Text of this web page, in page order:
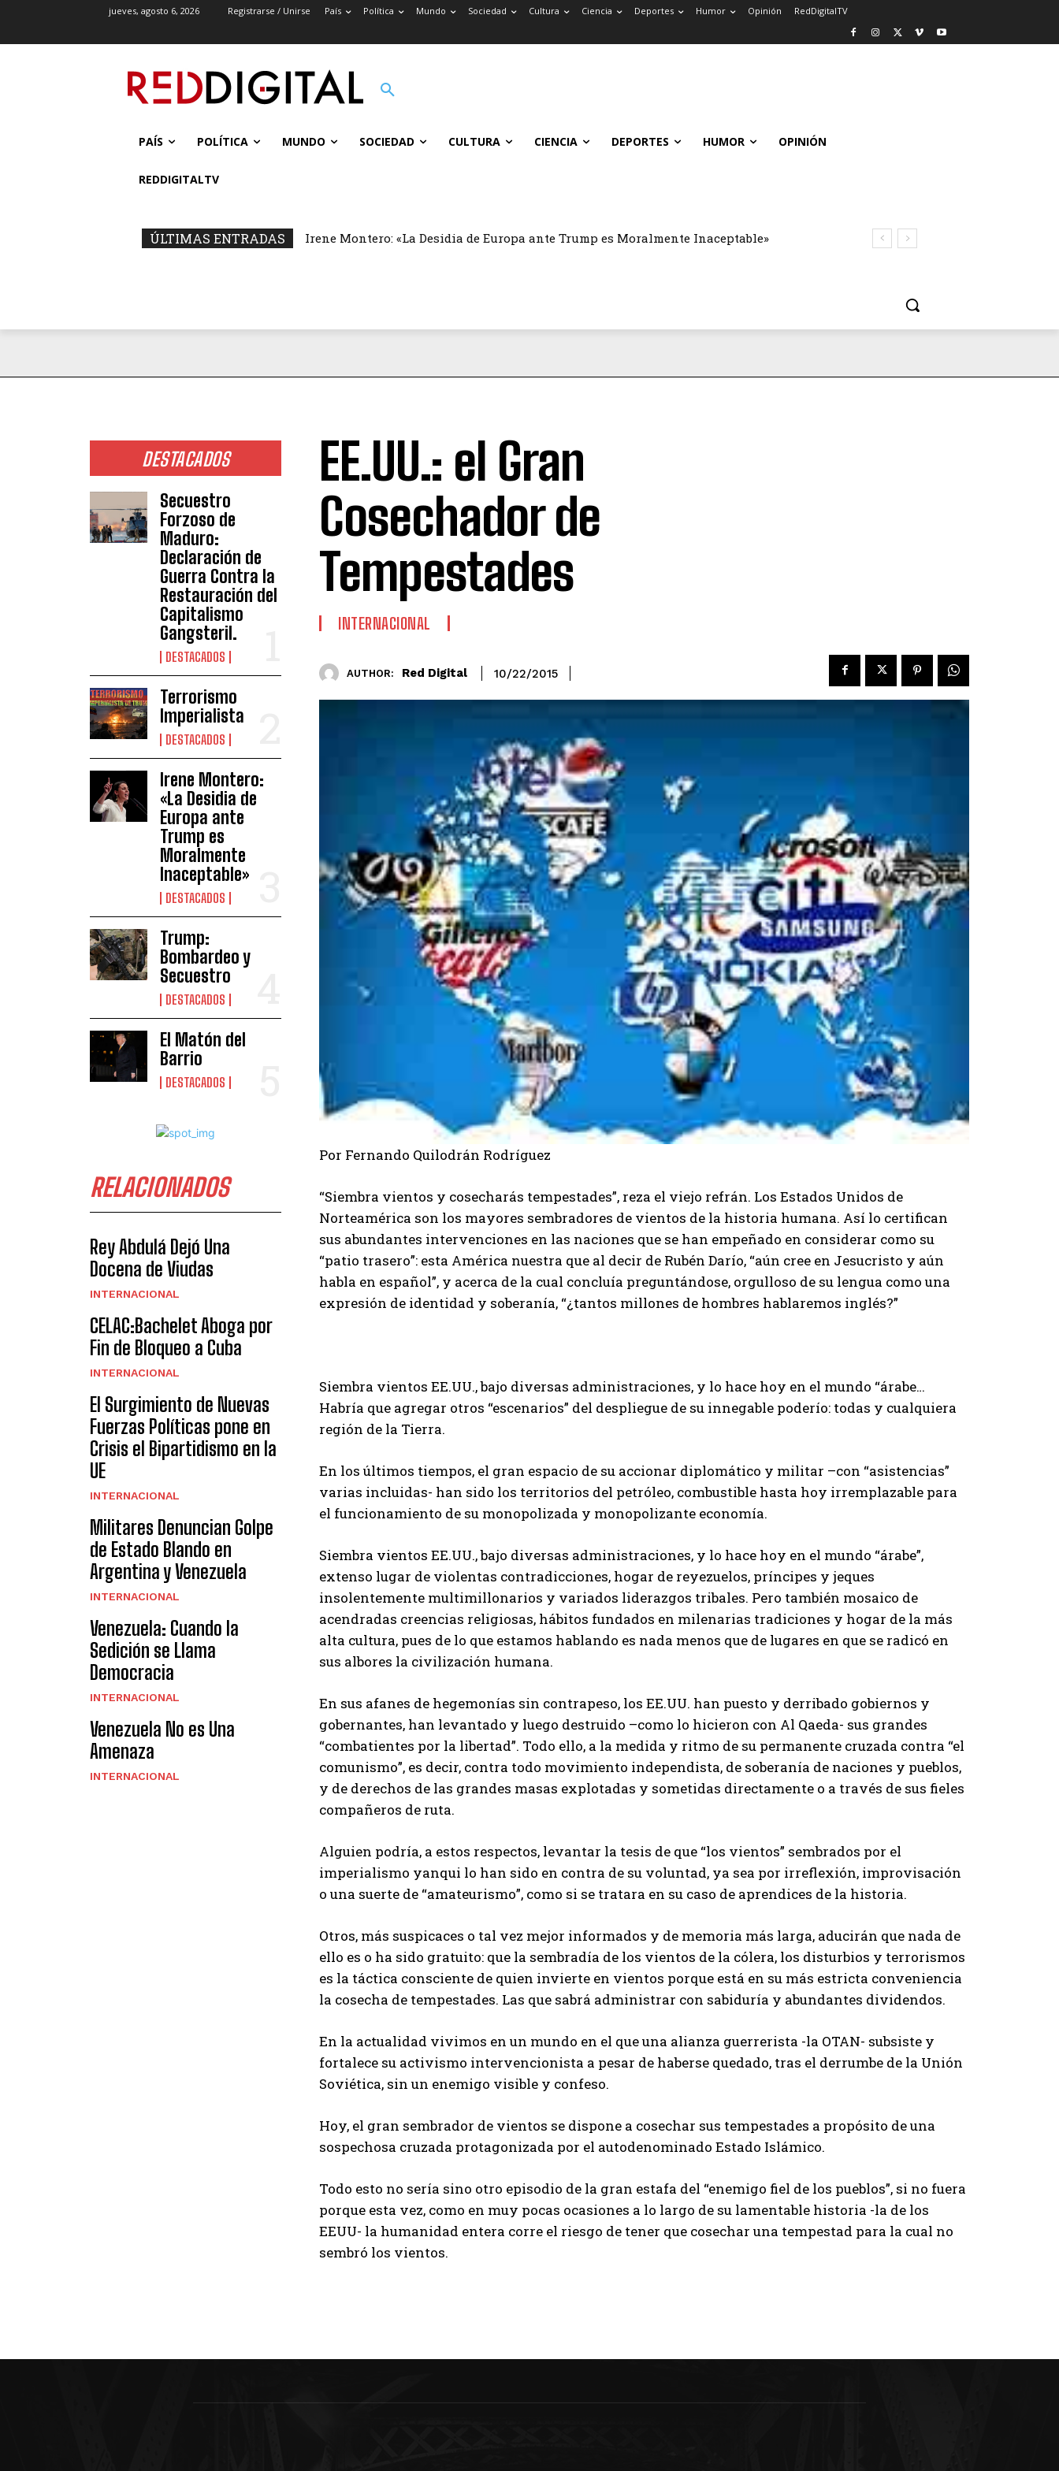
jueves, agosto 6, 2026 Registrarse / Unirse País Política Mundo Sociedad Cultura Ciencia Deportes Humor Opinión RedDigitalTV
PAÍS POLÍTICA MUNDO SOCIEDAD CULTURA CIENCIA DEPORTES HUMOR OPINIÓN
REDDIGITALTV
ÚLTIMAS ENTRADAS Irene Montero: «La Desidia de Europa ante Trump es Moralmente Inaceptable»
DESTACADOS
Secuestro
Forzoso de
Maduro:
Declaración de
Guerra Contra la
Restauración del
Capitalismo
Gangsteril.
DESTACADOS
Terrorismo
Imperialista
DESTACADOS
Irene Montero:
«La Desidia de
Europa ante
Trump es
Moralmente
Inaceptable»
DESTACADOS
Trump:
Bombardeo y
Secuestro
DESTACADOS
El Matón del
Barrio
DESTACADOS
RELACIONADOS
Rey Abdulá Dejó Una
Docena de Viudas
INTERNACIONAL
CELAC:Bachelet Aboga por
Fin de Bloqueo a Cuba
INTERNACIONAL
El Surgimiento de Nuevas
Fuerzas Políticas pone en
Crisis el Bipartidismo en la
UE
INTERNACIONAL
Militares Denuncian Golpe
de Estado Blando en
Argentina y Venezuela
INTERNACIONAL
Venezuela: Cuando la
Sedición se Llama
Democracia
INTERNACIONAL
Venezuela No es Una
Amenaza
INTERNACIONAL
EE.UU.: el Gran
Cosechador de
Tempestades
INTERNACIONAL
AUTHOR: Red Digital 10/22/2015
Por Fernando Quilodrán Rodríguez
“Siembra vientos y cosecharás tempestades”, reza el viejo refrán. Los Estados Unidos de
Norteamérica son los mayores sembradores de vientos de la historia humana. Así lo certifican
sus abundantes intervenciones en las naciones que se han empeñado en considerar como su
“patio trasero”: esta América nuestra que al decir de Rubén Darío, “aún cree en Jesucristo y aún
habla en español”, y acerca de la cual concluía preguntándose, orgulloso de su lengua como una
expresión de identidad y soberanía, “¿tantos millones de hombres hablaremos inglés?”
Siembra vientos EE.UU., bajo diversas administraciones, y lo hace hoy en el mundo “árabe…
Habría que agregar otros “escenarios” del despliegue de su innegable poderío: todas y cualquiera
región de la Tierra.
En los últimos tiempos, el gran espacio de su accionar diplomático y militar –con “asistencias”
varias incluidas- han sido los territorios del petróleo, combustible hasta hoy irremplazable para
el funcionamiento de su monopolizada y monopolizante economía.
Siembra vientos EE.UU., bajo diversas administraciones, y lo hace hoy en el mundo “árabe”,
extenso lugar de violentas contradicciones, hogar de reyezuelos, príncipes y jeques
insolentemente multimillonarios y variados liderazgos tribales. Pero también mosaico de
acendradas creencias religiosas, hábitos fundados en milenarias tradiciones y hogar de la más
alta cultura, pues de lo que estamos hablando es nada menos que de lugares en que se radicó en
sus albores la civilización humana.
En sus afanes de hegemonías sin contrapeso, los EE.UU. han puesto y derribado gobiernos y
gobernantes, han levantado y luego destruido –como lo hicieron con Al Qaeda- sus grandes
“combatientes por la libertad”. Todo ello, a la medida y ritmo de su permanente cruzada contra “el
comunismo”, es decir, contra todo movimiento independista, de soberanía de naciones y pueblos,
y de derechos de las grandes masas explotadas y sometidas directamente o a través de sus fieles
compañeros de ruta.
Alguien podría, a estos respectos, levantar la tesis de que “los vientos” sembrados por el
imperialismo yanqui lo han sido en contra de su voluntad, ya sea por irreflexión, improvisación
o una suerte de “amateurismo”, como si se tratara en su caso de aprendices de la historia.
Otros, más suspicaces o tal vez mejor informados y de memoria más larga, aducirán que nada de
ello es o ha sido gratuito: que la sembradía de los vientos de la cólera, los disturbios y terrorismos
es la táctica consciente de quien invierte en vientos porque está en su más estricta conveniencia
la cosecha de tempestades. Las que sabrá administrar con sabiduría y abundantes dividendos.
En la actualidad vivimos en un mundo en el que una alianza guerrerista -la OTAN- subsiste y
fortalece su activismo intervencionista a pesar de haberse quedado, tras el derrumbe de la Unión
Soviética, sin un enemigo visible y confeso.
Hoy, el gran sembrador de vientos se dispone a cosechar sus tempestades a propósito de una
sospechosa cruzada protagonizada por el autodenominado Estado Islámico.
Todo esto no sería sino otro episodio de la gran estafa del “enemigo fiel de los pueblos”, si no fuera
porque esta vez, como en muy pocas ocasiones a lo largo de su lamentable historia -la de los
EEUU- la humanidad entera corre el riesgo de tener que cosechar una tempestad para la cual no
sembró los vientos.